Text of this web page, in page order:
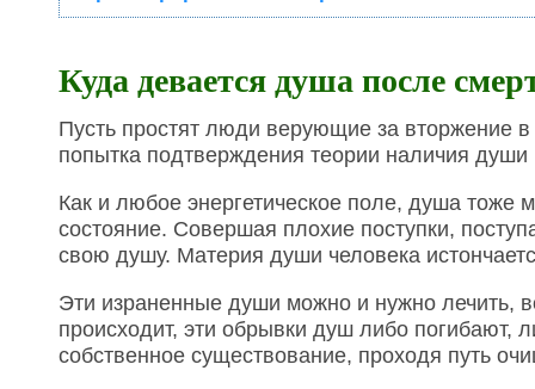
Куда девается душа после
Пусть простят люди верующие за вторжение
попытка подтверждения теории наличия
Как и любое энергетическое поле, душа тоже
состояние. Совершая плохие поступки,
свою душу. Материя души человека
Эти израненные души можно и нужно лечить,
происходит, эти обрывки душ либо погибают,
собственное существование, проходя путь